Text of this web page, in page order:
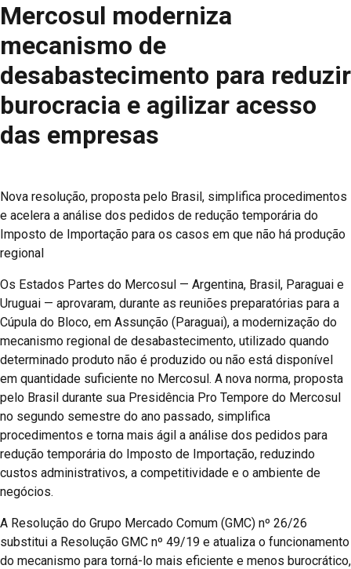
Mercosul moderniza
mecanismo de
desabastecimento para reduzir
burocracia e agilizar acesso
das empresas
Nova resolução, proposta pelo Brasil, simplifica procedimentos
e acelera a análise dos pedidos de redução temporária do
Imposto de Importação para os casos em que não há produção
regional
Os Estados Partes do Mercosul — Argentina, Brasil, Paraguai e
Uruguai — aprovaram, durante as reuniões preparatórias para a
Cúpula do Bloco, em Assunção (Paraguai), a modernização do
mecanismo regional de desabastecimento, utilizado quando
determinado produto não é produzido ou não está disponível
em quantidade suficiente no Mercosul. A nova norma, proposta
pelo Brasil durante sua Presidência Pro Tempore do Mercosul
no segundo semestre do ano passado, simplifica
procedimentos e torna mais ágil a análise dos pedidos para
redução temporária do Imposto de Importação, reduzindo
custos administrativos, a competitividade e o ambiente de
negócios.
A Resolução do Grupo Mercado Comum (GMC) nº 26/26
substitui a Resolução GMC nº 49/19 e atualiza o funcionamento
do mecanismo para torná-lo mais eficiente e menos burocrático,